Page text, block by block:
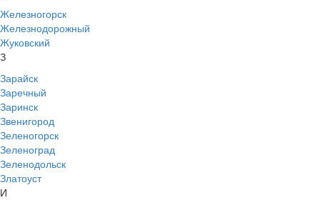
Железногорск
Железнодорожный
Жуковский
З
Зарайск
Заречный
Заринск
Звенигород
Зеленогорск
Зеленоград
Зеленодольск
Златоуст
И